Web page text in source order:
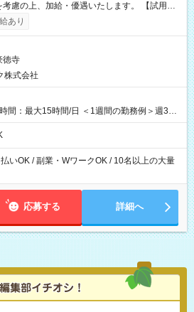
の上、加給・優遇いたします。 【試用期
あり
徳寺
株式会社
間：最大15時間/日 ＜1週間の勤務例＞週3回
み：火・木・土・日 好きな時にお仕事
いOK / 副業・WワークOK / 10名以上の大量
応募する 詳細へ